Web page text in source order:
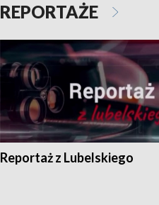
REPORTAŻE
Reportaż z Lubelskiego